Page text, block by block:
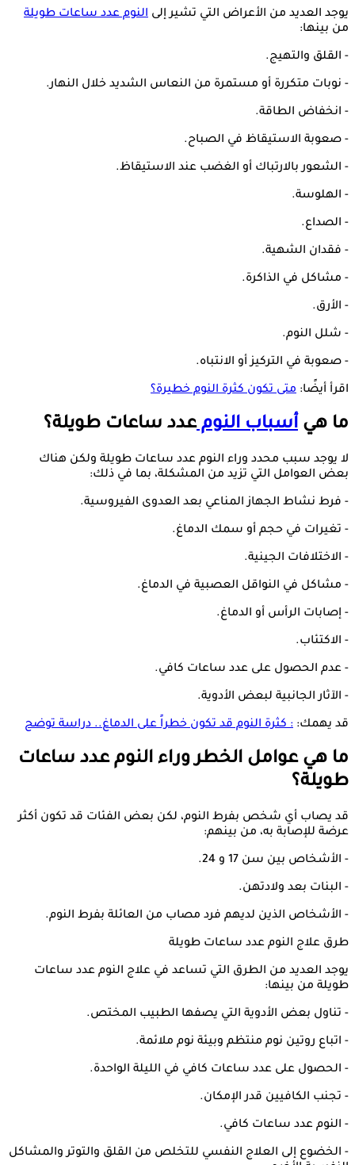
يوجد العديد من الأعراض التي تشير إلى النوم عدد ساعات طويلة
من بينها:
- القلق والتهيج.
- نوبات متكررة أو مستمرة من النعاس الشديد خلال النهار.
- انخفاض الطاقة.
- صعوبة الاستيقاظ في الصباح.
- الشعور بالارتباك أو الغضب عند الاستيقاظ.
- الهلوسة.
- الصداع.
- فقدان الشهية.
- مشاكل في الذاكرة.
- الأرق.
- شلل النوم.
- صعوبة في التركيز أو الانتباه.
اقرأ أيضًا: متى تكون كثرة النوم خطيرة؟
ما هي أسباب النومعدد ساعات طويلة؟
لا يوجد سبب محدد وراء النوم عدد ساعات طويلة ولكن هناك
بعض العوامل التي تزيد من المشكلة، بما في ذلك:
- فرط نشاط الجهاز المناعي بعد العدوى الفيروسية.
- تغيرات في حجم أو سمك الدماغ.
- الاختلافات الجينية.
- مشاكل في النواقل العصبية في الدماغ.
- إصابات الرأس أو الدماغ.
- الاكتئاب.
- عدم الحصول على عدد ساعات كافي.
- الآثار الجانبية لبعض الأدوية.
قد يهمك: : كثرة النوم قد تكون خطراً على الدماغ.. دراسة توضح
ما هي عوامل الخطر وراء النوم عدد ساعات
طويلة؟
قد يصاب أي شخص بفرط النوم، لكن بعض الفئات قد تكون أكثر
عرضة للإصابة به، من بينهم:
- الأشخاص بين سن 17 و 24.
- البنات بعد ولادتهن.
- الأشخاص الذين لديهم فرد مصاب من العائلة بفرط النوم.
طرق علاج النوم عدد ساعات طويلة
يوجد العديد من الطرق التي تساعد في علاج النوم عدد ساعات
طويلة من بينها:
- تناول بعض الأدوية التي يصفها الطبيب المختص.
- اتباع روتين نوم منتظم وبيئة نوم ملائمة.
- الحصول على عدد ساعات كافي في الليلة الواحدة.
- تجنب الكافيين قدر الإمكان.
- النوم عدد ساعات كافي.
- الخضوع إلى العلاج النفسي للتخلص من القلق والتوتر والمشاكل